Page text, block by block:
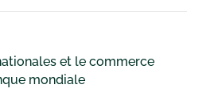
et le commerce
mondiale